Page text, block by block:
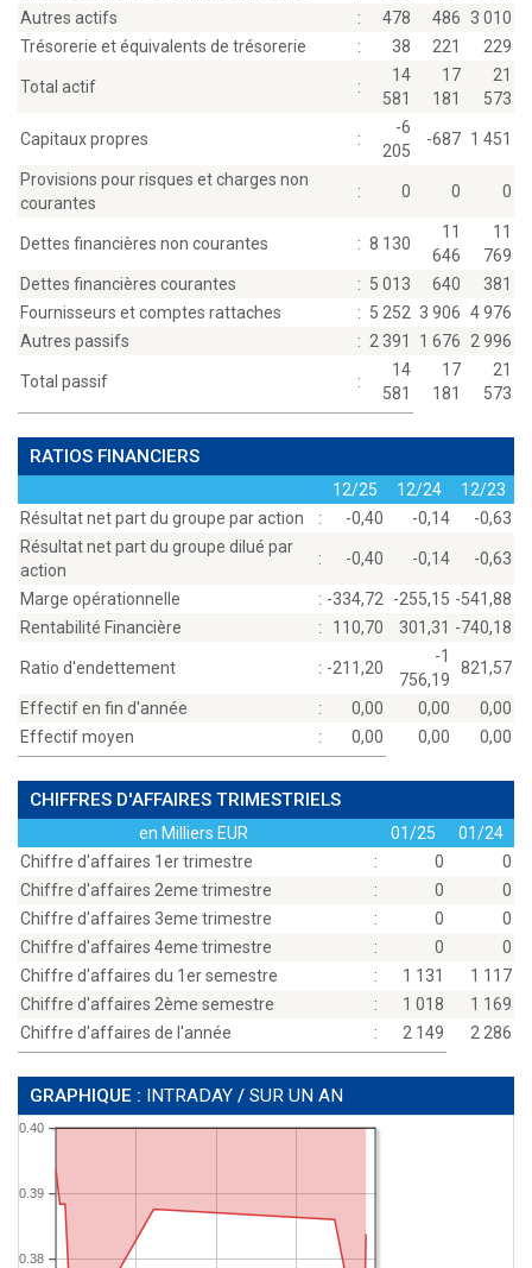
Autres actifs
: 478 486
3 010
Trésorerie et équivalents de trésorerie
: 38 221 229
Total actif :
14
581
17
181
21
573
Capitaux propres :
-6
205
-687 1 451
Provisions pour risques et charges non
courantes
: 0 0 0
Dettes financières non courantes : 8 130
11
646
11
769
Dettes financières courantes
: 5 013 640
381
Fournisseurs et comptes rattaches
: 5 252 3 906 4 976
Autres passifs
: 2 391 1 676 2 996
Total passif :
14
581
17
181
21
573
RATIOS FINANCIERS
12/25 12/24
12/23
Résultat net part du groupe par action
: -0,40 -0,14
-0,63
Résultat net part du groupe dilué par
action
: -0,40 -0,14 -0,63
Marge opérationnelle : -334,72 -255,15 -541,88
Rentabilité Financière
: 110,70 301,31 -740,18
Ratio d'endettement : -211,20
-1
756,19
821,57
Effectif en fin d'année : 0,00 0,00
0,00
Effectif moyen
: 0,00 0,00 0,00
CHIFFRES D'AFFAIRES TRIMESTRIELS
en Milliers EUR 01/25
01/24
Chiffre d'affaires 1er trimestre
: 0
0
Chiffre d'affaires 2eme trimestre
: 0
0
Chiffre d'affaires 3eme trimestre
: 0
0
Chiffre d'affaires 4eme trimestre
: 0
0
Chiffre d'affaires du 1er semestre
: 1 131
1 117
Chiffre d'affaires 2ème semestre
: 1 018
1 169
Chiffre d'affaires de l'année
: 2 149 2 286
GRAPHIQUE : INTRADAY / SUR UN AN
0.38
0.39
0.40